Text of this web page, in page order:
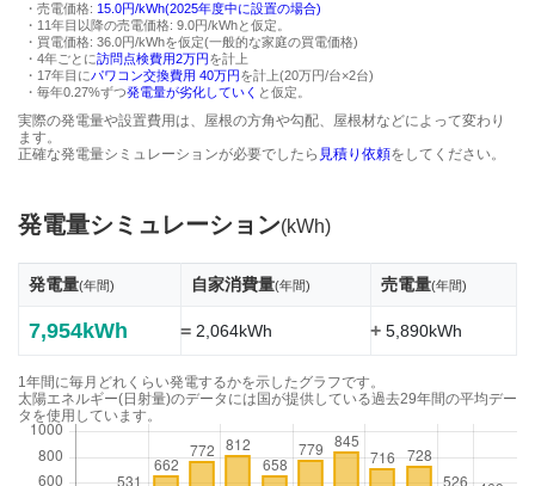
・売電価格: 15.0円/kWh(2025年度中に設置の場合)
・11年目以降の売電価格: 9.0円/kWhと仮定。
・買電価格: 36.0円/kWhを仮定(一般的な家庭の買電価格)
・4年ごとに訪問点検費用2万円を計上
・17年目にパワコン交換費用 40万円を計上(20万円/台×2台)
・毎年0.27%ずつ発電量が劣化していく と仮定。
実際の発電量や設置費用は、屋根の方角や勾配、屋根材などによって変わり
ます。
正確な発電量シミュレーションが必要でしたら 見積り依頼をしてください。
発電量シミュレーション(kWh)
発電量(年間) 自家消費量(年間) 売電量(年間)
7,954kWh =2,064kWh +5,890kWh
1年間に毎月どれくらい発電するかを示したグラフです。
太陽エネルギー(日射量)のデータには国が提供している過去29年間の平均デー
タを使用しています。